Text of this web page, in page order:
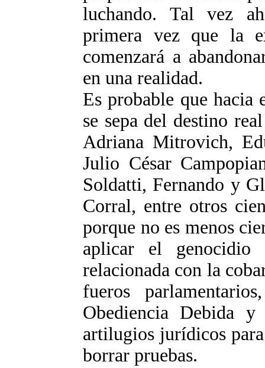
luchando. Tal vez
primera vez que la
comenzará a
en una realidad.
Es probable que
se sepa del destino
Adriana Mitrovich,
Julio César
Soldatti, Fernando y
Corral, entre otros
porque no es menos
aplicar el genocidio
relacionada con la
fueros
Obediencia Debida
artilugios jurídicos
borrar pruebas.